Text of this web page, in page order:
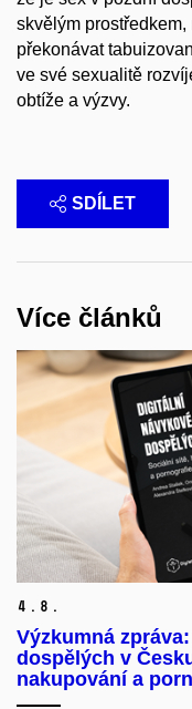
skvělým
překonávat
ve své sexualitě
obtíže a výzvy.
SDÍLET
Více článků
4. 8.
Výzkumná
dospělých v
nakupování a